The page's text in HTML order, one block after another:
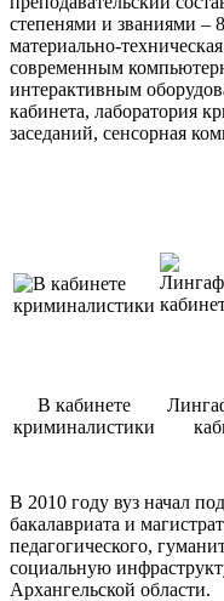
степенями и званиями –
материально-
современным
интерактивным
кабинета, лаборатория
заседаний, сенсорная
В кабинете
криминалистики
В 2010 году вуз начал
бакалавриата и
педагогического,
социальную
Архангельской области.